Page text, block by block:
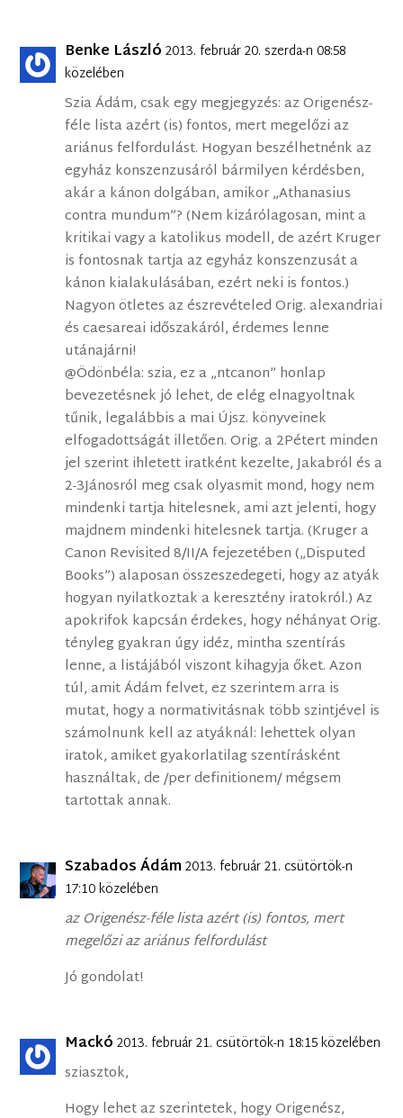
Benke László 2013. február 20. szerda-n 08:58
közelében
Szia Ádám, csak egy megjegyzés: az Origenész-
féle lista azért (is) fontos, mert megelőzi az
ariánus felfordulást. Hogyan beszélhetnénk az
egyház konszenzusáról bármilyen kérdésben,
akár a kánon dolgában, amikor „Athanasius
contra mundum”? (Nem kizárólagosan, mint a
kritikai vagy a katolikus modell, de azért Kruger
is fontosnak tartja az egyház konszenzusát a
kánon kialakulásában, ezért neki is fontos.)
Nagyon ötletes az észrevételed Orig. alexandriai
és caesareai időszakáról, érdemes lenne
utánajárni!
@Ödönbéla: szia, ez a „ntcanon” honlap
bevezetésnek jó lehet, de elég elnagyoltnak
tűnik, legalábbis a mai Újsz. könyveinek
elfogadottságát illetően. Orig. a 2Pétert minden
jel szerint ihletett iratként kezelte, Jakabról és a
2-3Jánosról meg csak olyasmit mond, hogy nem
mindenki tartja hitelesnek, ami azt jelenti, hogy
majdnem mindenki hitelesnek tartja. (Kruger a
Canon Revisited 8/II/A fejezetében („Disputed
Books”) alaposan összeszedegeti, hogy az atyák
hogyan nyilatkoztak a keresztény iratokról.) Az
apokrifok kapcsán érdekes, hogy néhányat Orig.
tényleg gyakran úgy idéz, mintha szentírás
lenne, a listájából viszont kihagyja őket. Azon
túl, amit Ádám felvet, ez szerintem arra is
mutat, hogy a normativitásnak több szintjével is
számolnunk kell az atyáknál: lehettek olyan
iratok, amiket gyakorlatilag szentírásként
használtak, de /per definitionem/ mégsem
tartottak annak.
Szabados Ádám2013. február 21. csütörtök-n
17:10 közelében
az Origenész-féle lista azért (is) fontos, mert
megelőzi az ariánus felfordulást
Jó gondolat!
Mackó 2013. február 21. csütörtök-n 18:15 közelében
sziasztok,
Hogy lehet az szerintetek, hogy Origenész,